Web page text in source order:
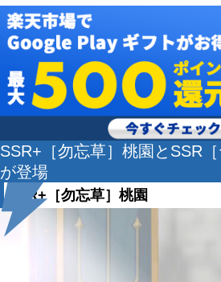
SSR+［勿忘草］桃園とSSR
が登場
SSR+［勿忘草］桃園